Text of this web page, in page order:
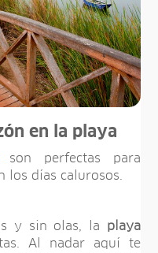
en la playa
perfectas para
los días calurosos.
y sin olas, la playa
Al nadar aquí te